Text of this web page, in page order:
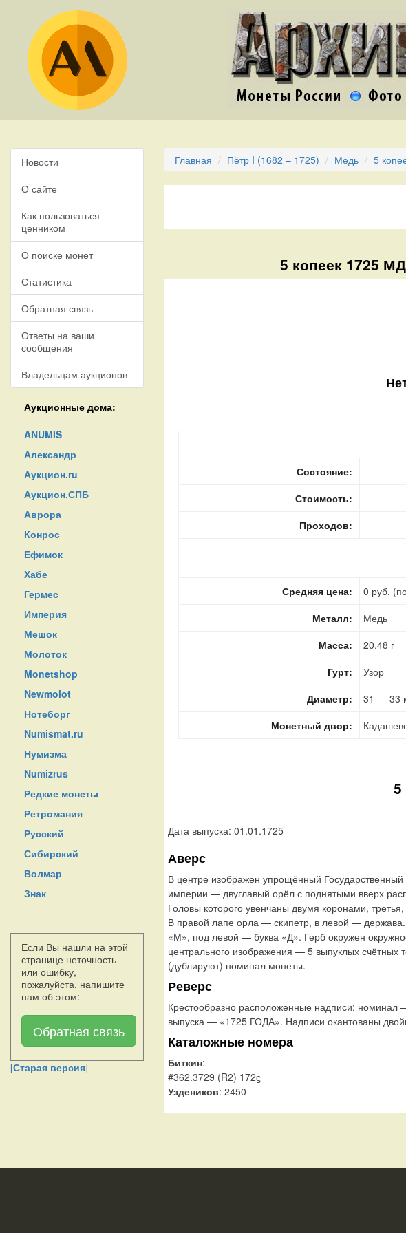
Новости
О сайте
Как пользоваться
ценником
О поиске монет
Статистика
Обратная связь
Ответы на ваши
сообщения
Владельцам аукционов
Аукционные дома:
ANUMIS
Александр
Аукцион.ru
Аукцион.СПБ
Аврора
Конрос
Ефимок
Хабе
Гермес
Империя
Мешок
Молоток
Monetshop
Newmolot
Нотеборг
Numismat.ru
Нумизма
Numizrus
Редкие монеты
Ретромания
Русский
Сибирский
Волмар
Знак
Если Вы нашли на этой
странице неточность
или ошибку,
пожалуйста, напишите
нам об этом:
Обратная связь
[Старая версия]
Главная Пётр I (1682 – 1725) Медь 5
5 копеек 1725
Состояние:
Стоимость:
Проходов:
Средняя цена:
0 руб.
Металл:
Медь
Масса:
20,48 г
Гурт:
Узор
Диаметр:
31 — 33
Монетный двор:
5
Дата выпуска: 01.01.1725
Аверс
В центре изображен упрощённый Государственный
империи — двуглавый орёл с поднятыми вверх
Головы которого увенчаны двумя коронами,
В правой лапе орла — скипетр, в левой —
«М», под левой — буква «Д». Герб окружен
центрального изображения — 5 выпуклых счётных
(дублируют) номинал монеты.
Реверс
Крестообразно расположенные надписи:
выпуска — «1725 ГОДА». Надписи окантованы
Каталожные номера
Биткин:
#362.3729 (R2) 172ϛ
Уздеников: 2450